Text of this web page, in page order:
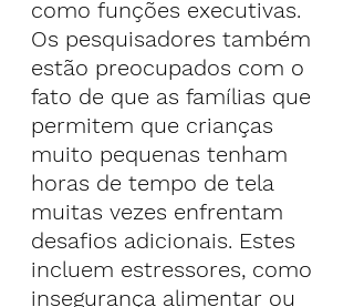
como funções executivas.
Os pesquisadores também
estão preocupados com o
fato de que as famílias que
permitem que crianças
muito pequenas tenham
horas de tempo de tela
muitas vezes enfrentam
desafios adicionais. Estes
incluem estressores, como
insegurança alimentar ou